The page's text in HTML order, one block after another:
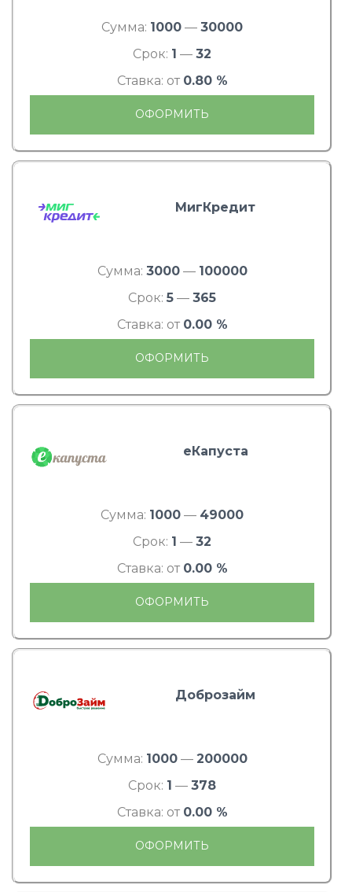
Сумма: 1000 — 30000
Срок: 1 — 32
Ставка: от 0.80 %
ОФОРМИТЬ
МигКредит
Сумма: 3000— 100000
Срок: 5 — 365
Ставка: от 0.00 %
ОФОРМИТЬ
еКапуста
Сумма: 1000 — 49000
Срок: 1 — 32
Ставка: от 0.00 %
ОФОРМИТЬ
Доброзайм
Сумма: 1000— 200000
Срок: 1 — 378
Ставка: от 0.00 %
ОФОРМИТЬ